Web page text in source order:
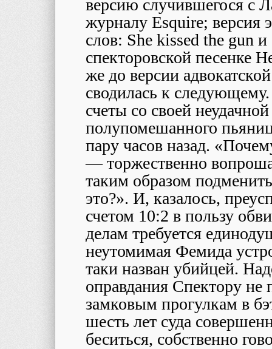
версию случившегося с
журналу Esquire; версия
слов: She kissed the gun
спекторовской песенке
же до версии
сводилась к
счеты со своей
полупомешанного
пару часов назад.
— торжественно
таким образом
это?». И, казалось,
счетом 10:2 в пользу
делам требуется
неутомимая Фемида
таки назван убийцей.
оправдания Спектору
замковым прогулкам в
шесть лет суда
беситься, собственно